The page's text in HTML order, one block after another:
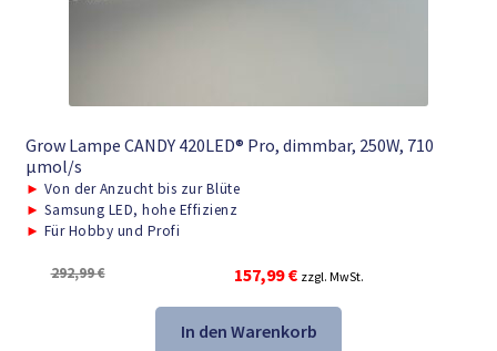
Grow Lampe CANDY 420LED® Pro, dimmbar, 250W, 710
μmol/s
► Von der Anzucht bis zur Blüte
► Samsung LED, hohe Effizienz
► Für Hobby und Profi
292,99€
Ursprünglicher
Preis
war:
157,99€Aktueller
Preis
ist:
zzgl. MwSt.
In den Warenkorb